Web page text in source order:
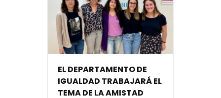
EL DEPARTAMENTO DE
IGUALDAD TRABAJARÁ EL
TEMA DE LA AMISTAD